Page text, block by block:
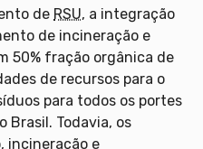
de RSU, a integração
de incineração e
50% fração orgânica de
de recursos para o
para todos os portes
Brasil. Todavia, os
incineração e